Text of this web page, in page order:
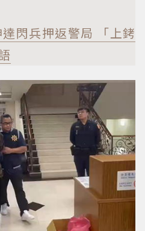
閃兵押返警局 「上銬